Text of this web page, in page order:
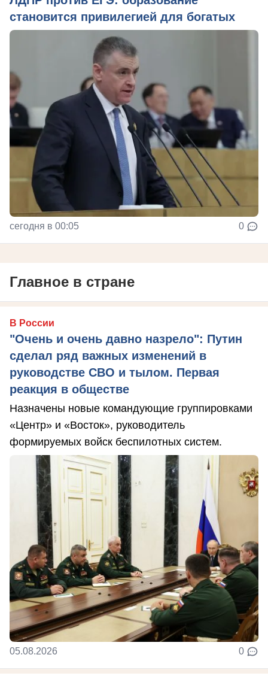
становится привилегией для богатых
сегодня в 00:05 0
Главное в стране
В России
"Очень и очень давно назрело": Путин
сделал ряд важных изменений в
руководстве СВО и тылом. Первая
реакция в обществе
Назначены новые командующие группировками
«Центр» и «Восток», руководитель
формируемых войск беспилотных систем.
05.08.2026 0